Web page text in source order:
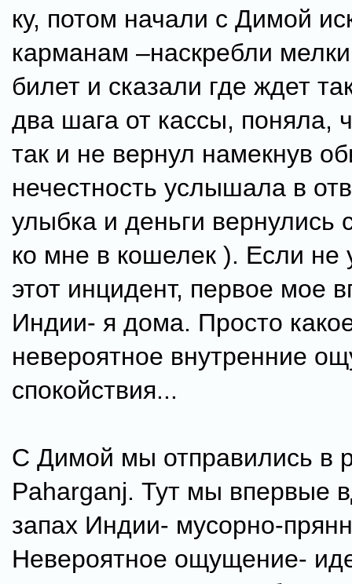
ку, потом начали с Димой
карманам –наскребли
билет и сказали где ждет
два шага от кассы, поняла,
так и не вернул намекнув
нечестность услышала в
улыбка и деньги вернулись
ко мне в кошелек ). Если не
этот инцидент, первое мое
Индии- я дома. Просто
невероятное внутренние
спокойствия...
С Димой мы отправились в
Paharganj. Тут мы впервые
запах Индии- мусорно-
Невероятное ощущение-